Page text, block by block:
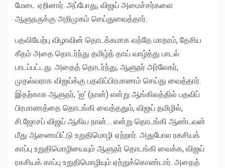
மேடை ஏறினார். அப்போது, விஜய் அமைச்சர்களை
ஆளுநருக்கு அறிமுகம் செய்துவைத்தார்.
பதவியேற்பு விழாவின் தொடக்கமாக வந்தே மாதரம், தேசிய
கீதம் அதை தொடர்ந்து தமிழ்த் தாய் வாழ்த்து பாடல்
பாடப்பட்டது. அதைத் தொடர்ந்து, ஆளுநர் அர்லேகர்,
முதல்வராக விஜய்க்கு பதவிப்பிரமாணம் செய்து வைத்தார்.
இதற்காக ஆளுநர், ‘ஐ’ (நான்) என்று ஆங்கிலத்தில் பதவிப்
பிரமாணத்தை தொடங்கி வைத்ததும், விஜய் தமிழில்,
சி.ஜோசப் விஜய் ஆகிய நான்… என்று தொடங்கி ஆண்டவன்
மீது ஆணையிட்டு உறுதிமொழி ஏற்றார். அதுபோல ரகசியக்
காப்பு உறுதிமொழியையும் ஆளுநர் தொடங்கி வைக்க, விஜய்
ரகசியக் காப்பு உறுதிமொழியும் ஏற்றுக்கொண்டார். அதைத்